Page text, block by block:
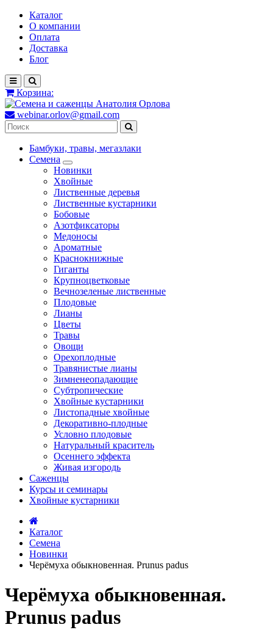
Каталог
О компании
Оплата
Доставка
Блог
Корзина:
webinar.orlov@gmail.com
Бамбуки, травы, мегазлаки
Семена
Новинки
Хвойные
Лиственные деревья
Лиственные кустарники
Бобовые
Азотфиксаторы
Медоносы
Ароматные
Краснокнижные
Гиганты
Крупноцветковые
Вечнозеленые лиственные
Плодовые
Лианы
Цветы
Травы
Овощи
Орехоплодные
Травянистые лианы
Зимненеопадающие
Субтропические
Хвойные кустарники
Листопадные хвойные
Декоративно-плодные
Условно плодовые
Натуральный краситель
Осеннего эффекта
Живая изгородь
Саженцы
Курсы и семинары
Хвойные кустарники
Каталог
Семена
Новинки
Черёмуха обыкновенная. Prunus padus
Черёмуха обыкновенная.
Prunus padus